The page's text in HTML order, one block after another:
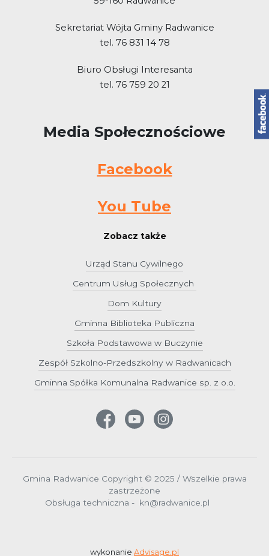
Sekretariat Wójta Gminy Radwanice
tel. 76 831 14 78
Biuro Obsługi Interesanta
tel. 76 759 20 21
Media Społecznościowe
Facebook
You Tube
Zobacz także
Urząd Stanu Cywilnego
Centrum Usług Społecznych
Dom Kultury
Gminna Biblioteka Publiczna
Szkoła Podstawowa w Buczynie
Zespół Szkolno-Przedszkolny w Radwanicach
Gminna Spółka Komunalna Radwanice sp. z o.o.
Gmina Radwanice Copyright © 2025 / Wszelkie prawa
zastrzeżone
Obsługa techniczna - kn@radwanice.pl
wykonanie Advisage.pl